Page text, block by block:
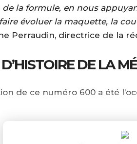
la formule, en nous
évoluer la maquette, la
Perraudin, directrice de la
DE LA
de ce numéro 600 a été